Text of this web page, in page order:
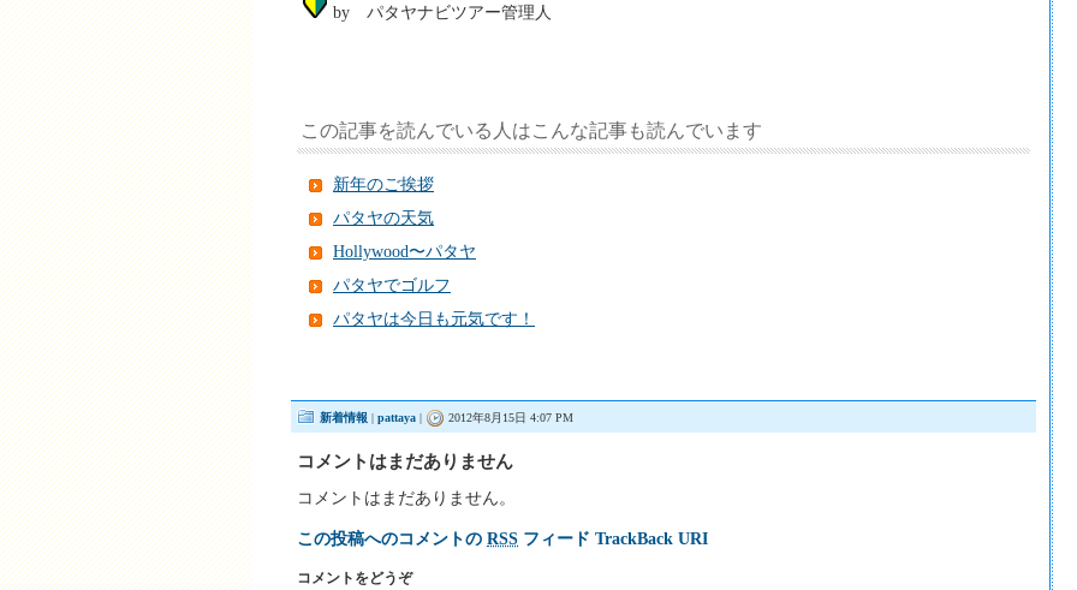
by パタヤナビツアー管理人
この記事を読んでいる人はこんな記事も読んでいます
新年のご挨拶
パタヤの天気
Hollywood〜パタヤ
パタヤでゴルフ
パタヤは今日も元気です！
新着情報 | pattaya | 2012年8月15日 4:07 PM
コメントはまだありません
コメントはまだありません。
この投稿へのコメントの RSS フィード TrackBack URI
コメントをどうぞ